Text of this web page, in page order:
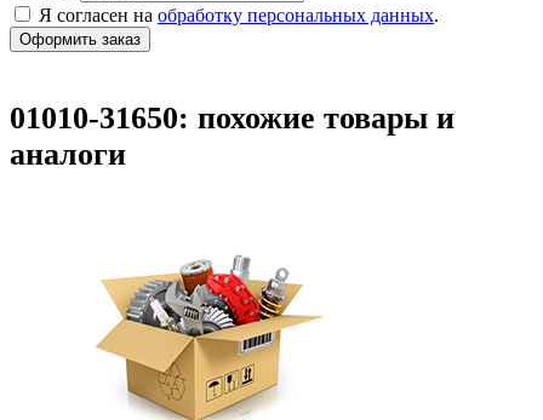
Я согласен на обработку персональных данных.
01010-31650: похожие товары и
аналоги